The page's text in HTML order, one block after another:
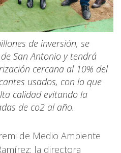
de inversión, se
San Antonio y tendrá
cercana al 10% del
usados, con lo que
calidad evitando la
de co2 al año.
de Medio Ambiente
la directora